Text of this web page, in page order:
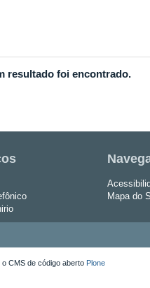
resultado foi encontrado.
Mapa do
CMS de código aberto Plone